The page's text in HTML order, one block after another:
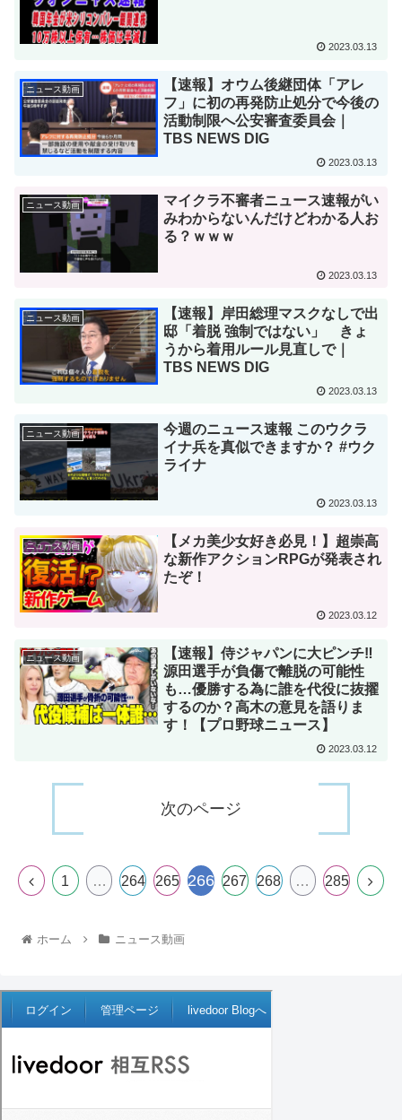
2023.03.13
ニュース動画
【速報】オウム後継団体「アレ
フ」に初の再発防止処分で今後の
活動制限へ公安審査委員会｜
TBS NEWS DIG
2023.03.13
ニュース動画
マイクラ不審者ニュース速報がい
みわからないんだけどわかる人お
る？ｗｗｗ
2023.03.13
ニュース動画
【速報】岸田総理マスクなしで出
邸「着脱 強制ではない」 きょ
うから着用ルール見直しで｜
TBS NEWS DIG
2023.03.13
ニュース動画
今週のニュース速報 このウクラ
イナ兵を真似できますか？ #ウク
ライナ
2023.03.13
ニュース動画
【メカ美少女好き必見！】超崇高
な新作アクションRPGが発表され
たぞ！
2023.03.12
ニュース動画
【速報】侍ジャパンに大ピンチ‼︎
源田選手が負傷で離脱の可能性
も…優勝する為に誰を代役に抜擢
するのか？高木の意見を語りま
す！【プロ野球ニュース】
2023.03.12
次のページ
1 … 264 265 266 267 268 … 285
ホーム ニュース動画